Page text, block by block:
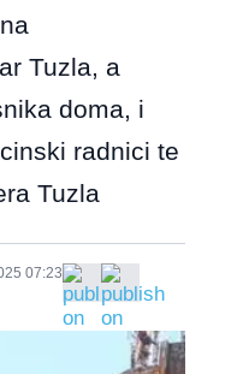
Tuzla, a
doma, i
radnici te
Tuzla
07:23